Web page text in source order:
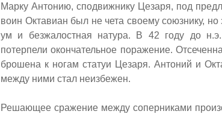
Марку Антонию, сподвижнику Цезаря, под
воин Октавиан был не чета своему союзнику,
ум и безжалостная натура. В 42 году до
потерпели окончательное поражение.
брошена к ногам статуи Цезаря. Антоний и
между ними стал неизбежен.
Решающее сражение между соперниками